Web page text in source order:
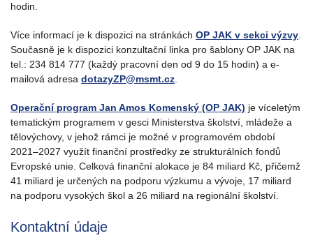
hodin.
Více informací je k dispozici na stránkách OP JAK v sekci výzvy.
Současně je k dispozici konzultační linka pro šablony OP JAK na
tel.: 234 814 777 (každý pracovní den od 9 do 15 hodin) a e-
mailová adresa dotazyZP@msmt.cz.
Operační program Jan Amos Komenský (OP JAK) je víceletým
tematickým programem v gesci Ministerstva školství, mládeže a
tělovýchovy, v jehož rámci je možné v programovém období
2021–2027 využít finanční prostředky ze strukturálních fondů
Evropské unie. Celková finanční alokace je 84 miliard Kč, přičemž
41 miliard je určených na podporu výzkumu a vývoje, 17 miliard
na podporu vysokých škol a 26 miliard na regionální školství.
Kontaktní údaje